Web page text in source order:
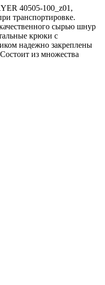
40505-100_z01,
транспортировке.
сырью шнур
крюки с
надежно закреплены
из множества